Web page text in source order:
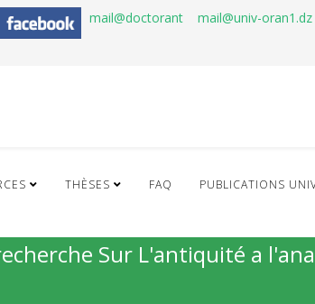
mail@doctorant mail@univ-oran1.dz
THÈSES FAQ PUBLICATIONS
Sur L'antiquité a